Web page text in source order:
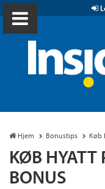
Hjem Bonustips Køb
KØB HYATT
BONUS